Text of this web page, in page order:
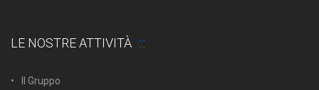
LE NOSTRE ATTIVITÀ
Il Gruppo